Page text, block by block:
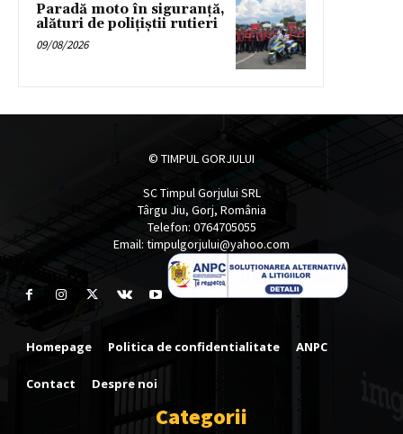
Paradă moto în siguranță,
alături de polițiștii rutieri
09/08/2026
© TIMPUL GORJULUI
SC Timpul Gorjului SRL
Târgu Jiu, Gorj, România
Telefon: 0764705055
Email: timpulgorjului@yahoo.com
Homepage Politica de confidentialitate ANPC
Contact Despre noi
Categorii